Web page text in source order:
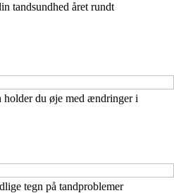
tandsundhed året rundt
du øje med ændringer i
tegn på tandproblemer